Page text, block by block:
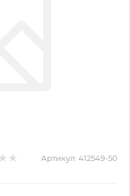
Артикул: 412549-50